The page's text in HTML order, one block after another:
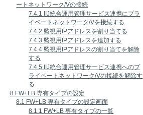
ートネットワーク/Vの接続
7.4.1 IIJ統合運用管理サービス連携にプラ
イベートネットワーク/Vを接続する
7.4.2 監視用IPアドレスを割り当てる
7.4.3 監視用IPアドレスを追加する
7.4.4 監視用IPアドレスの割り当てを解除
する
7.4.5 IIJ統合運用管理サービス連携へのプ
ライベートネットワーク/Vの接続を解除す
る
8.FW+LB 専有タイプの設定
8.1 FW+LB 専有タイプの設定画面
8.1.1 FW+LB 専有タイプの一覧